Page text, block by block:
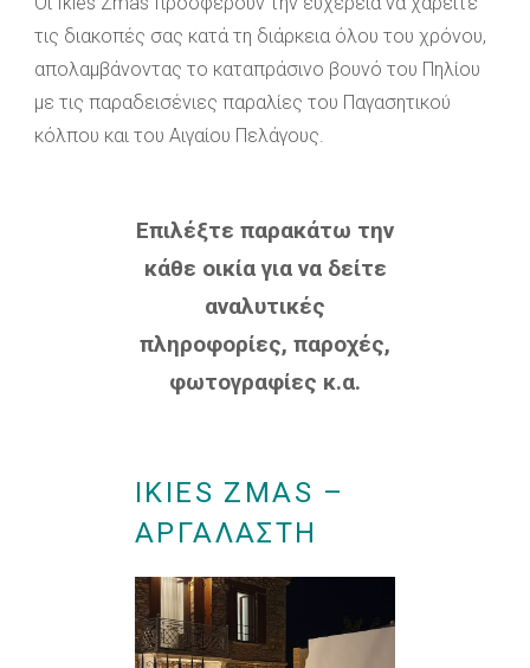
τις διακοπές σας κατά τη διάρκεια όλου του χρόνου,
απολαμβάνοντας το καταπράσινο βουνό του Πηλίου
με τις παραδεισένιες παραλίες του Παγασητικού
κόλπου και του Αιγαίου Πελάγους.
Επιλέξτε παρακάτω την
κάθε οικία για να δείτε
αναλυτικές
πληροφορίες, παροχές,
φωτογραφίες κ.α.
IKIES ZMAS –
ΑΡΓΑΛΑΣΤΗ